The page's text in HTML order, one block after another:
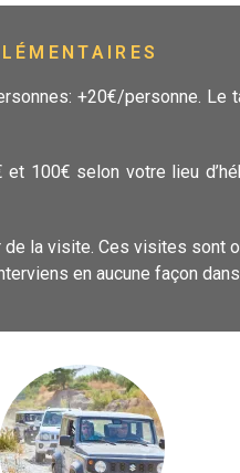
+20€/personne.
100€ selon votre lieu
la visite. Ces visites
en aucune façon